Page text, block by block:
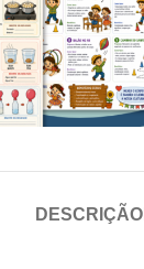
DESCRIÇÃO